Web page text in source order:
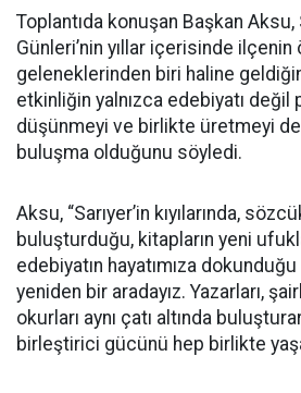
Toplantıda konuşan Başkan Aksu,
Günleri’nin yıllar içerisinde
geleneklerinden biri haline
etkinliğin yalnızca edebiyatı değil
düşünmeyi ve birlikte üretmeyi
buluşma olduğunu söyledi.
Aksu, “Sarıyer’in kıyılarında,
buluşturduğu, kitapların yeni
edebiyatın hayatımıza
yeniden bir aradayız. Yazarları,
okurları aynı çatı altında
birleştirici gücünü hep birlikte